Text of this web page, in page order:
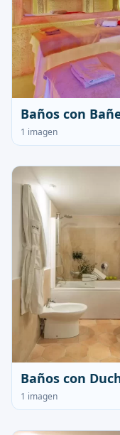
Baños con
1 imagen
Baños con
1 imagen